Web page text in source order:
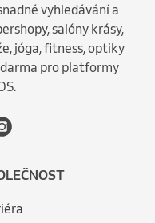
vyhledávání a
salóny krásy,
jóga, fitness, optiky
pro platformy